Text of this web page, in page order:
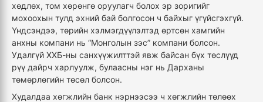
хөдлөх, том хөрөнгө оруулагч болох эр зоригийг
мохоохын тулд эхний бай болгосон ч байхыг үгүйсгэхгүй.
Үндсэндээ, төрийн хэлмэгдүүлэлтэд өртсөн хамгийн
анхны компани нь “Монголын зэс” компани болсон.
Удалгүй ХХБ-ны санхүүжилттэй явж байсан бүх төслүүд
рүү дайрч харлуулж, булаасны нэг нь Дарханы
төмөрлөгийн төсөл болсон.
Худалдаа хөгжлийн банк нэрнээсээ ч хөгжлийн төлөөх